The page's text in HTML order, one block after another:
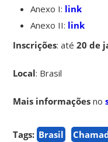
Anexo I: link
Anexo II: link
Inscrições: até20 de
Local: Brasil
Mais informações no
Tags: Brasil